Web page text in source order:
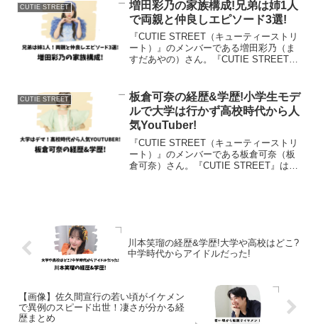
けじゃ...
CUTIE STREET
増田彩乃の家族構成!兄弟は姉1人
で両親と仲良しエピソード3選!
『CUTIE STREET（キューティーストリ
ート）』のメンバーである増田彩乃（ま
すだあやの）さん。『CUTIE STREET』
デビュー曲「かわいいだけじゃだめで...
CUTIE STREET
板倉可奈の経歴&学歴!小学生モデ
ルで大学は行かず高校時代から人
気YouTuber!
『CUTIE STREET（キューティーストリ
ート）』のメンバーである板倉可奈（板
倉可奈）さん。『CUTIE STREET』は
川本笑瑠の経歴&学歴!大学や高校はどこ?
中学時代からアイドルだった!
【画像】佐久間宣行の若い頃がイケメン
で異例のスピード出世！凄さが分かる経
歴まとめ